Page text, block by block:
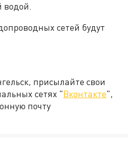
водой.
сетей будут
присылайте свои
сетях "Вконтакте",
почту